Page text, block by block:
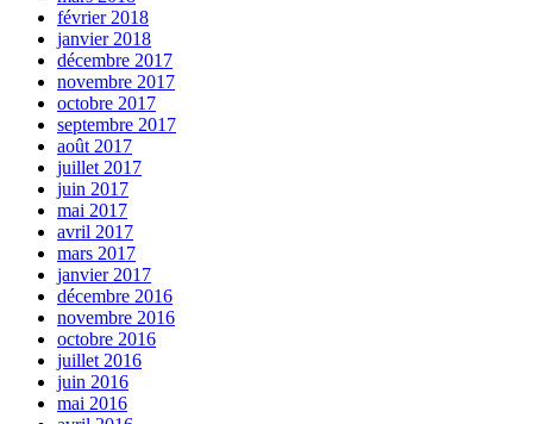
février 2018
janvier 2018
décembre 2017
novembre 2017
octobre 2017
septembre 2017
août 2017
juillet 2017
juin 2017
mai 2017
avril 2017
mars 2017
janvier 2017
décembre 2016
novembre 2016
octobre 2016
juillet 2016
juin 2016
mai 2016